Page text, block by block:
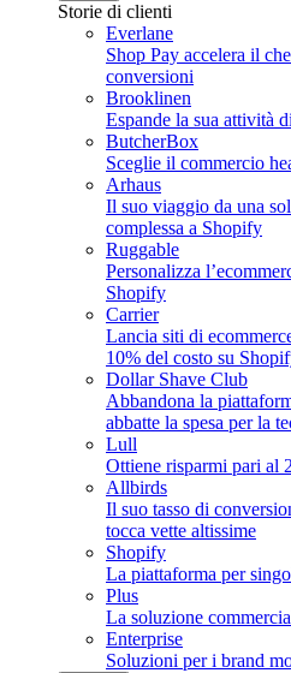
Storie di clienti
Everlane
Shop Pay accelera il
conversioni
Brooklinen
Espande la sua attività
ButcherBox
Sceglie il commercio
Arhaus
Il suo viaggio da una
complessa a Shopify
Ruggable
Personalizza
Shopify
Carrier
Lancia siti di
10% del costo su
Dollar Shave Club
Abbandona la
abbatte la spesa per la
Lull
Ottiene risparmi pari al
Allbirds
Il suo tasso di
tocca vette altissime
Shopify
La piattaforma per
Plus
La soluzione
Enterprise
Soluzioni per i brand